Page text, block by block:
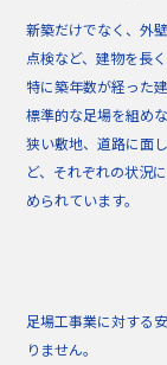
新築だけでなく、外
点検など、建物を長
特に築年数が経った
標準的な足場を組め
狭い敷地、道路に面
ど、それぞれの状況
められています。
足場工事業に対する
りません。